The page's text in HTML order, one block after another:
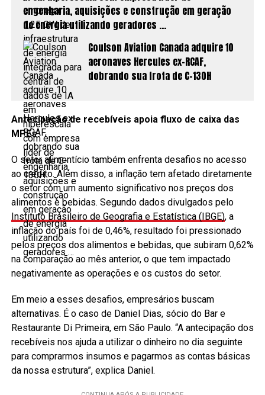
engenharia, aquisições e construção em geração
de energia utilizando geradores …
Coulson Aviation Canada adquire 10
aeronaves Hercules ex-RCAF,
dobrando sua frota de C-130H
Antecipação de recebíveis apoia fluxo de caixa das
MPEs
O setor alimentício também enfrenta desafios no acesso
ao crédito. Além disso, a inflação tem afetado diretamente
o setor com um aumento significativo nos preços dos
alimentos e bebidas. Segundo dados divulgados pelo
Instituto Brasileiro de Geografia e Estatística (IBGE), a
inflação do país foi de 0,46%, resultado foi pressionado
pelos preços dos alimentos e bebidas, que subiram 0,62%
na comparação ao mês anterior, o que tem impactado
negativamente as operações e os custos do setor.
Em meio a esses desafios, empresários buscam
alternativas. É o caso de Daniel Dias, sócio do Bar e
Restaurante Di Primeira, em São Paulo. “A antecipação dos
recebíveis nos ajuda a utilizar o dinheiro no dia seguinte
para comprarmos insumos e pagarmos as contas básicas
da nossa estrutura”, explica Daniel.